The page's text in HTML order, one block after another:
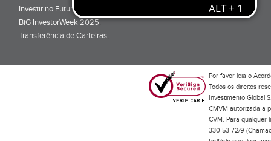
Investir no Futuro
BiG InvestorWeek 2025;
Transferência de Carteiras;
Por favor leia o
Todos os direitos
Investimento Global
CMVM autorizada a
CVM. Para qualquer
330 53 72/9